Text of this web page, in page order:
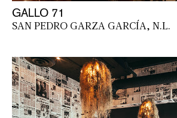
GALLO 71
SAN PEDRO GARZA GARCÍA, N.L.